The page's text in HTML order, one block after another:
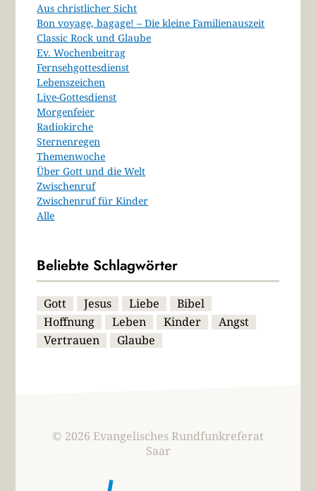
Aus christlicher Sicht
Bon voyage, bagage! – Die kleine Familienauszeit
Classic Rock und Glaube
Ev. Wochenbeitrag
Fernsehgottesdienst
Lebenszeichen
Live-Gottesdienst
Morgenfeier
Radiokirche
Sternenregen
Themenwoche
Über Gott und die Welt
Zwischenruf
Zwischenruf für Kinder
Alle
Beliebte Schlagwörter
Gott Jesus Liebe
Bibel
Hoffnung
Leben Kinder
Angst
Vertrauen
Glaube
© 2026 Evangelisches Rundfunkreferat
Saar